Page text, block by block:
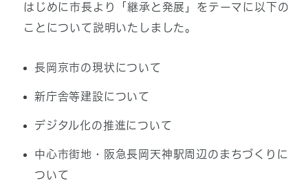
はじめに市長より「継承と発展」をテーマに以下の
ことについて説明いたしました。
長岡京市の現状について
新庁舎等建設について
デジタル化の推進について
中心市街地・阪急長岡天神駅周辺のまちづくりに
ついて